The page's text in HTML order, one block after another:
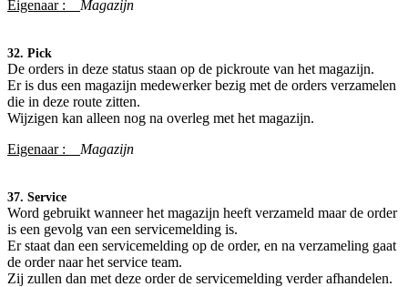
Eigenaar : Magazijn
32. Pick
De orders in deze status staan op de pickroute van het magazijn.
Er is dus een magazijn medewerker bezig met de orders verzamelen
die in deze route zitten.
Wijzigen kan alleen nog na overleg met het magazijn.
Eigenaar :
Magazijn
37. Service
Word gebruikt wanneer het magazijn heeft verzameld maar de order
is een gevolg van een servicemelding is.
Er staat dan een servicemelding op de order, en na verzameling gaat
de order naar het service team.
Zij zullen dan met deze order de servicemelding verder afhandelen.